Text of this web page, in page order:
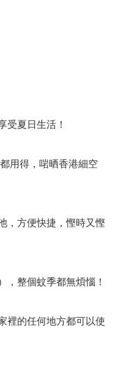
受夏日生活！
，方便快捷，慳時又慳
，整個蚊季都無煩惱！
裡的任何地方都可以使